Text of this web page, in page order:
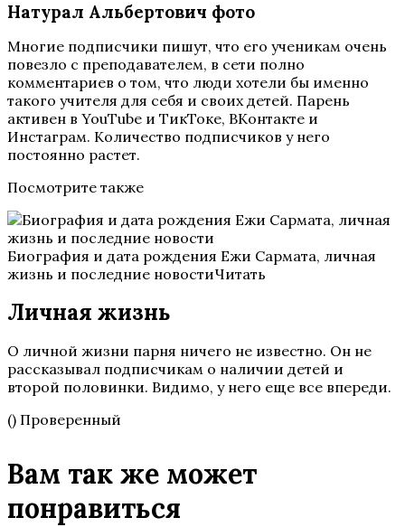
Натурал Альбертович фото
Многие подписчики пишут, что его ученикам очень
повезло с преподавателем, в сети полно
комментариев о том, что люди хотели бы именно
такого учителя для себя и своих детей. Парень
активен в YouTube и ТикТоке, ВКонтакте и
Инстаграм. Количество подписчиков у него
постоянно растет.
Посмотрите также
Биография и дата рождения Ежи Сармата, личная
жизнь и последние новостиЧитать
Личная жизнь
О личной жизни парня ничего не известно. Он не
рассказывал подписчикам о наличии детей и
второй половинки. Видимо, у него еще все впереди.
() Проверенный
Вам так же может
понравиться